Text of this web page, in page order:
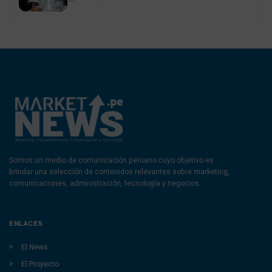
Somos un medio de comunicación peruano cuyo objetivo es
brindar una selección de contenidos relevantes sobre marketing,
comunicaciones, administración, tecnología y negocios.
ENLACES
El News
El Proyecto